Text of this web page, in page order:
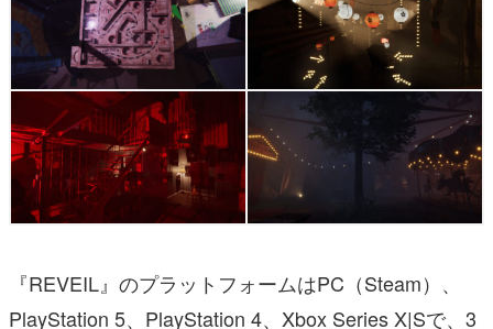
『REVEIL』のプラットフォームはPC（Steam）、
PlayStation 5、PlayStation 4、Xbox Series X|Sで、3